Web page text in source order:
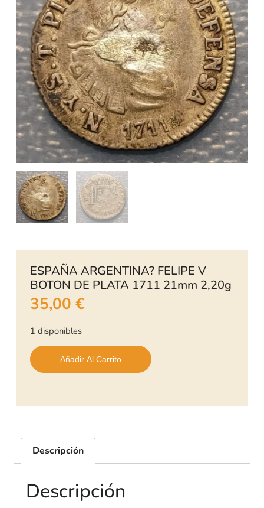
ESPAÑA ARGENTINA? FELIPE V
BOTON DE PLATA 1711 21mm 2,20g
35,00 €
1 disponibles
Añadir Al Carrito
Descripción
Descripción